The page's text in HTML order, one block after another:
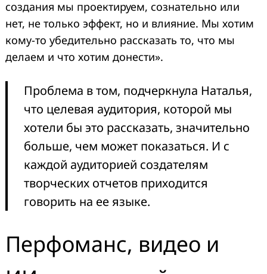
создания мы проектируем, сознательно или
нет, не только эффект, но и влияние. Мы хотим
кому-то убедительно рассказать то, что мы
делаем и что хотим донести».
Проблема в том, подчеркнула Наталья,
что целевая аудитория, которой мы
хотели бы это рассказать, значительно
больше, чем может показаться. И с
каждой аудиторией создателям
творческих отчетов приходится
говорить на ее языке.
Перфоманс, видео и